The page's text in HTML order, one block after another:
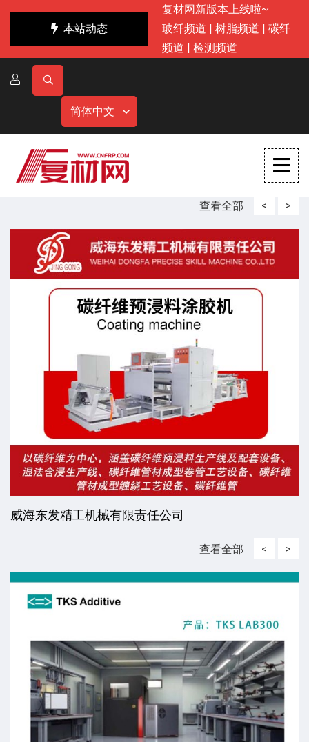
本站动态
复材网新版本上线啦~
玻纤频道 | 树脂频道 | 碳纤
频道 | 检测频道
简体中文
查看全部 <
威海东发精工机械有限责任公司
>
查看全部 < >